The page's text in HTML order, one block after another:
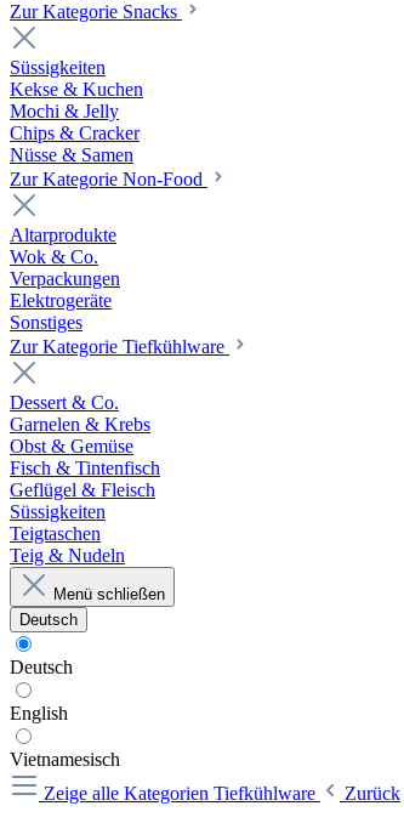
Zur Kategorie Snacks
Süssigkeiten
Kekse & Kuchen
Mochi & Jelly
Chips & Cracker
Nüsse & Samen
Zur Kategorie Non-Food
Altarprodukte
Wok & Co.
Verpackungen
Elektrogeräte
Sonstiges
Zur Kategorie Tiefkühlware
Dessert & Co.
Garnelen & Krebs
Obst & Gemüse
Fisch & Tintenfisch
Geflügel & Fleisch
Süssigkeiten
Teigtaschen
Teig & Nudeln
Menü schließen
Deutsch
Deutsch
English
Vietnamesisch
Zeige alle Kategorien Tiefkühlware
Zurück